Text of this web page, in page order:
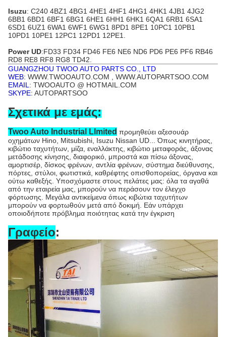
Isuzu: C240 4BZ1 4BG1 4HE1 4HF1 4HG1 4HK1 4JB1 4JG2
6BB1 6BD1 6BF1 6BG1 6HE1 6HH1 6HK1 6QA1 6RB1 6SA1
6SD1 6UZ1 6WA1 6WF1 6WG1 8PD1 8PE1 10PC1 10PB1
10PD1 10PE1 12PC1 12PD1 12PE1.
Power UD:FD33 FD34 FD46 FE6 NE6 ND6 PD6 PE6 PF6 RB46
RD8 RE8 RF8 RG8 TD42.
GUANGZHOU TWOO AUTO PARTS CO., LTD
WEB: WWW.TWOOAUTO.COM , WWW.AUTOPARTSOO.COM
EMAIL : TWOOAUTO @ HOTMAIL.COM
SKYPE: AUTOPARTSOO
Σχετικά με εμάς:
Twoo Auto Industrial LImited προμηθεύει αξεσουάρ
οχημάτων Hino, Mitsubishi, Isuzu Nissan UD... Όπως κινητήρας,
κιβώτιο ταχυτήτων, μίζα, εναλλάκτης, κιβώτιο μεταφοράς, άξονας
μετάδοσης κίνησης, διαφορικό, μπροστά και πίσω άξονας,
αμορτισέρ, δίσκος φρένων, αντλία φρένων, σύστημα διεύθυνσης,
πόρτες, στύλοι, φωτιστικά, καθρέφτης οπισθοπορείας, όργανα και
ούτω καθεξής. Υποσχόμαστε στους πελάτες μας: όλα τα αγαθά
από την εταιρεία μας, μπορούν να περάσουν τον έλεγχο
φόρτωσης. Μεγάλα αντικείμενα όπως κιβώτια ταχυτήτων
μπορούν να φορτωθούν μετά από δοκιμή. Εάν υπάρχει
οποιοδήποτε πρόβλημα ποιότητας κατά την έγκριση
Γραφείο: